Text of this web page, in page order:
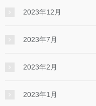
2023年12月
2023年7月
2023年2月
2023年1月